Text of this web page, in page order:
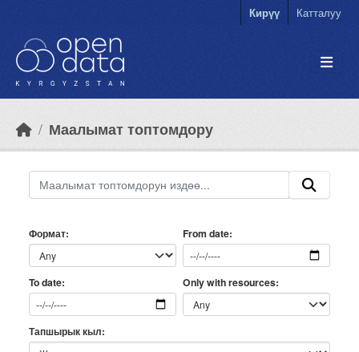
Кирүү Катталуу
Маалымат топтомдору
Формат From date
To date Only with resources
Тапшырык кыл